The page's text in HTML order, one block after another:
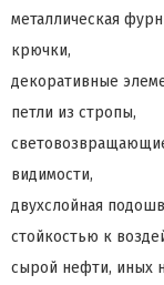
металлическая
крючки,
декоративные
петли из стропы,
видимости,
двухслойная
стойкостью к
сырой нефти, иных